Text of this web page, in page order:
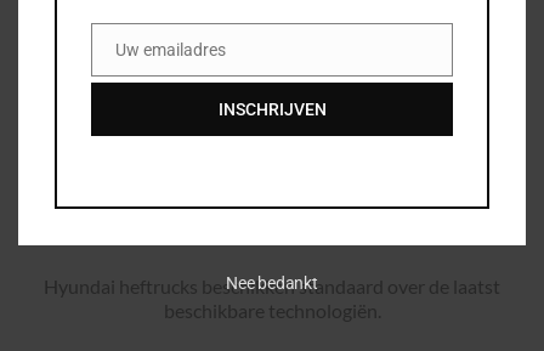
Hyundai heftrucks beschikken standaard over de laatst
beschikbare technologiën.
EmailUw emailadres
INSCHRIJVEN
Nee bedankt